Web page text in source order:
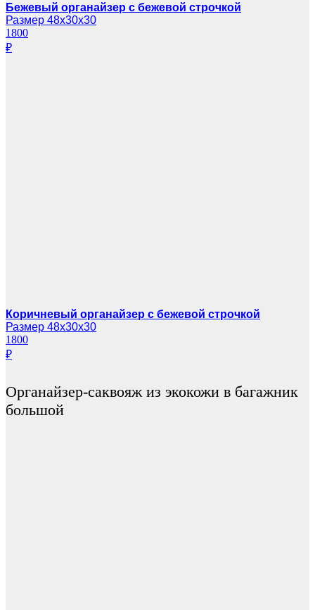
Бежевый органайзер с бежевой строчкой
Размер 48х30х30
1800
₽
Коричневый органайзер с бежевой строчкой
Размер 48х30х30
1800
₽
Органайзер-саквояж из экокожи в багажник
большой